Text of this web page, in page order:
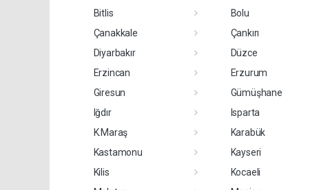
Bitlis
Bolu
Çanakkale
Çankırı
Diyarbakır
Düzce
Erzincan
Erzurum
Giresun
Gümüşhane
Iğdır
Isparta
K.Maraş
Karabük
Kastamonu
Kayseri
Kilis
Kocaeli